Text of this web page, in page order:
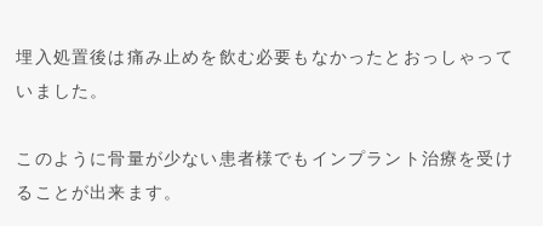
埋入処置後は痛み止めを飲む必要もなかったとおっしゃって
いました。
このように骨量が少ない患者様でもインプラント治療を受け
ることが出来ます。